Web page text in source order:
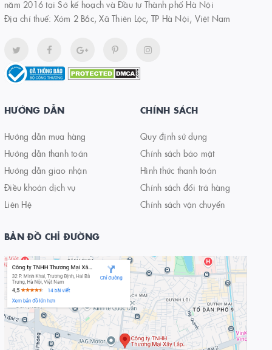
năm 2016 tại Sở kế hoạch và Đầu tư Thành phố Hà Nội
Địa chỉ thuế: Xóm 2 Bắc, Xã Thiên Lộc, TP Hà Nội, Việt Nam
HƯỚNG DẪN
Hướng dẫn mua hàng
Hướng dẫn thanh toán
Hướng dẫn giao nhận
Điều khoản dịch vụ
Liên Hệ
CHÍNH SÁCH
Quy định sử dụng
Chính sách bảo mật
Hình thức thanh toán
Chính sách đổi trả hàng
Chính sách vận chuyển
BẢN ĐỒ CHỈ ĐƯỜNG